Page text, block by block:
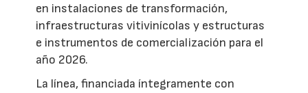
en instalaciones de transformación,
infraestructuras vitivinícolas y estructuras
e instrumentos de comercialización para el
año 2026.
La línea, financiada íntegramente con